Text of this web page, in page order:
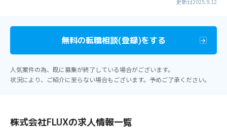
無料の転職相談(登録)をする
人気案件の為、既に募集が終了している場合がございます。
状況により、ご紹介に至らない場合もございます。予めご了承ください。
株式会社FLUXの求人情報一覧